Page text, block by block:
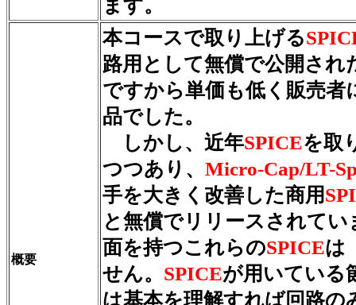
ます。
概要
本コースで取り上げる
路用として無償で公開さ
ですから単価も低く販売
品でした。
しかし、近年SPICEを取
つつあり、 Micro-Cap/LT-
手を大きく改善した商用
と無償でリリースされて
面を持つこれらのSPICEは
せん。 SPICEが用いている
は基本を理解すれば回路の